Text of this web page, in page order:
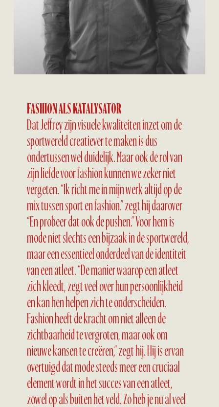
FASHION ALS KATALYSATOR
Dat Jeffrey zijn visuele kwaliteiten inzet om de
sportwereld creatiever te maken is dus
ondertussen wel duidelijk. Maar ook de rol van
zijn liefde voor fashion kunnen we zeker niet
vergeten. “Ik richt me in mijn werk altijd op de
mix tussen sport en fashion.” zegt hij daarover
“En probeer dat ook de pushen.” Voor hem is
mode niet slechts een bijzaak in de sportwereld,
maar een essentieel onderdeel van de identiteit
van een atleet. “De manier waarop een atleet
zich kleedt, zegt veel over hun persoonlijkheid
en kan hen helpen zich te onderscheiden.
Fashion heeft de kracht om niet alleen de
zichtbaarheid te vergroten, maar ook om
nieuwe kansen te creëren,” zegt hij. Hij is ervan
overtuigd dat mode steeds meer een cruciaal
element wordt in het succes van een atleet,
zowel op als buiten het veld. Zo heb je nu al veel